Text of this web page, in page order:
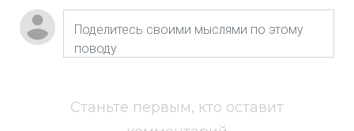
Станьте первым, кто оставит